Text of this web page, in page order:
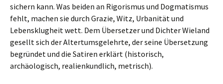
sichern kann. Was beiden an Rigorismus und Dogmatismus
fehlt, machen sie durch Grazie, Witz, Urbanität und
Lebensklugheit wett. Dem Übersetzer und Dichter Wieland
gesellt sich der Altertumsgelehrte, der seine Übersetzung
begründet und die Satiren erklärt (historisch,
archäologisch, reali­enkundlich, metrisch).